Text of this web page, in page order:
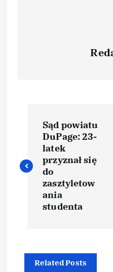
Sąd powiatu
DuPage: 23-
latek
przyznał się
do
zasztyletow
ania
studenta
Related Posts